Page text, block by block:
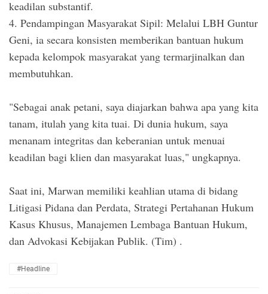
keadilan substantif.
4. Pendampingan Masyarakat Sipil: Melalui LBH Guntur
Geni, ia secara konsisten memberikan bantuan hukum
kepada kelompok masyarakat yang termarjinalkan dan
membutuhkan.
"Sebagai anak petani, saya diajarkan bahwa apa yang kita
tanam, itulah yang kita tuai. Di dunia hukum, saya
menanam integritas dan keberanian untuk menuai
keadilan bagi klien dan masyarakat luas," ungkapnya.
Saat ini, Marwan memiliki keahlian utama di bidang
Litigasi Pidana dan Perdata, Strategi Pertahanan Hukum
Kasus Khusus, Manajemen Lembaga Bantuan Hukum,
dan Advokasi Kebijakan Publik. (Tim) .
#Headline